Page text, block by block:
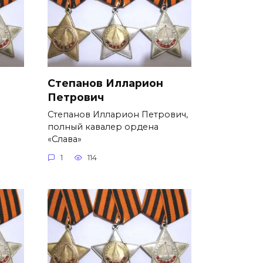
Степанов Илларион
Петрович
Степанов Илларион Петрович,
полный кавалер ордена
«Слава»
1 114